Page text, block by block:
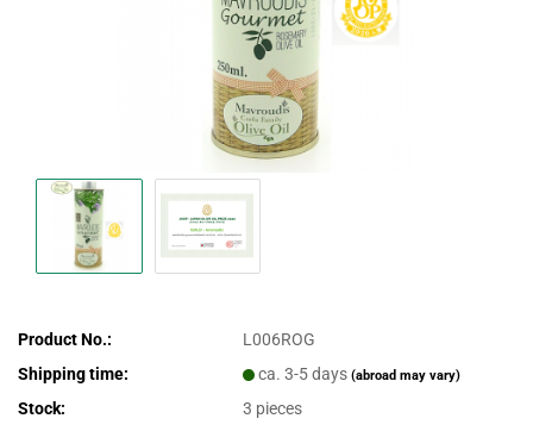
Product No.:
L006ROG
Shipping time:
ca. 3-5 days(abroad may vary)
Stock: 3 pieces